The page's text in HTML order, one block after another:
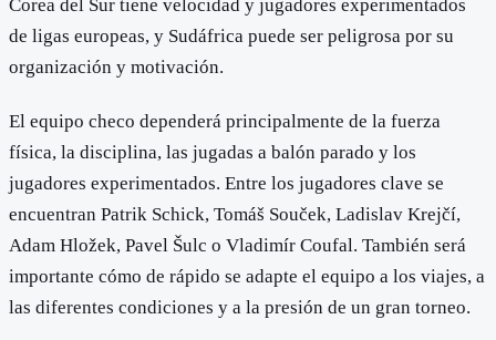
Corea del Sur tiene velocidad y jugadores experimentados
de ligas europeas, y Sudáfrica puede ser peligrosa por su
organización y motivación.
El equipo checo dependerá principalmente de la fuerza
física, la disciplina, las jugadas a balón parado y los
jugadores experimentados. Entre los jugadores clave se
encuentran Patrik Schick, Tomáš Souček, Ladislav Krejčí,
Adam Hložek, Pavel Šulc o Vladimír Coufal. También será
importante cómo de rápido se adapte el equipo a los viajes, a
las diferentes condiciones y a la presión de un gran torneo.